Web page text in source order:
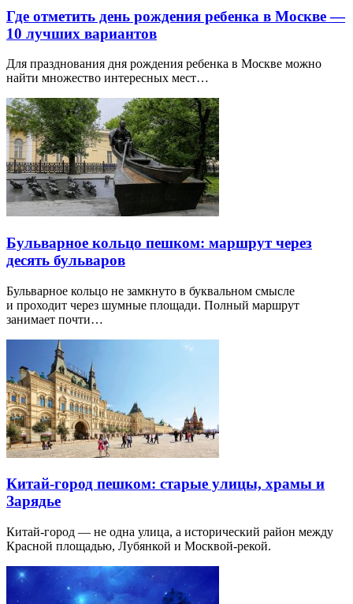
Где отметить день рождения ребенка в Москве —
10 лучших вариантов
Для празднования дня рождения ребенка в Москве можно
найти множество интересных мест…
Бульварное кольцо пешком: маршрут через
десять бульваров
Бульварное кольцо не замкнуто в буквальном смысле
и проходит через шумные площади. Полный маршрут
занимает почти…
Китай-город пешком: старые улицы, храмы и
Зарядье
Китай-город — не одна улица, а исторический район между
Красной площадью, Лубянкой и Москвой-рекой.